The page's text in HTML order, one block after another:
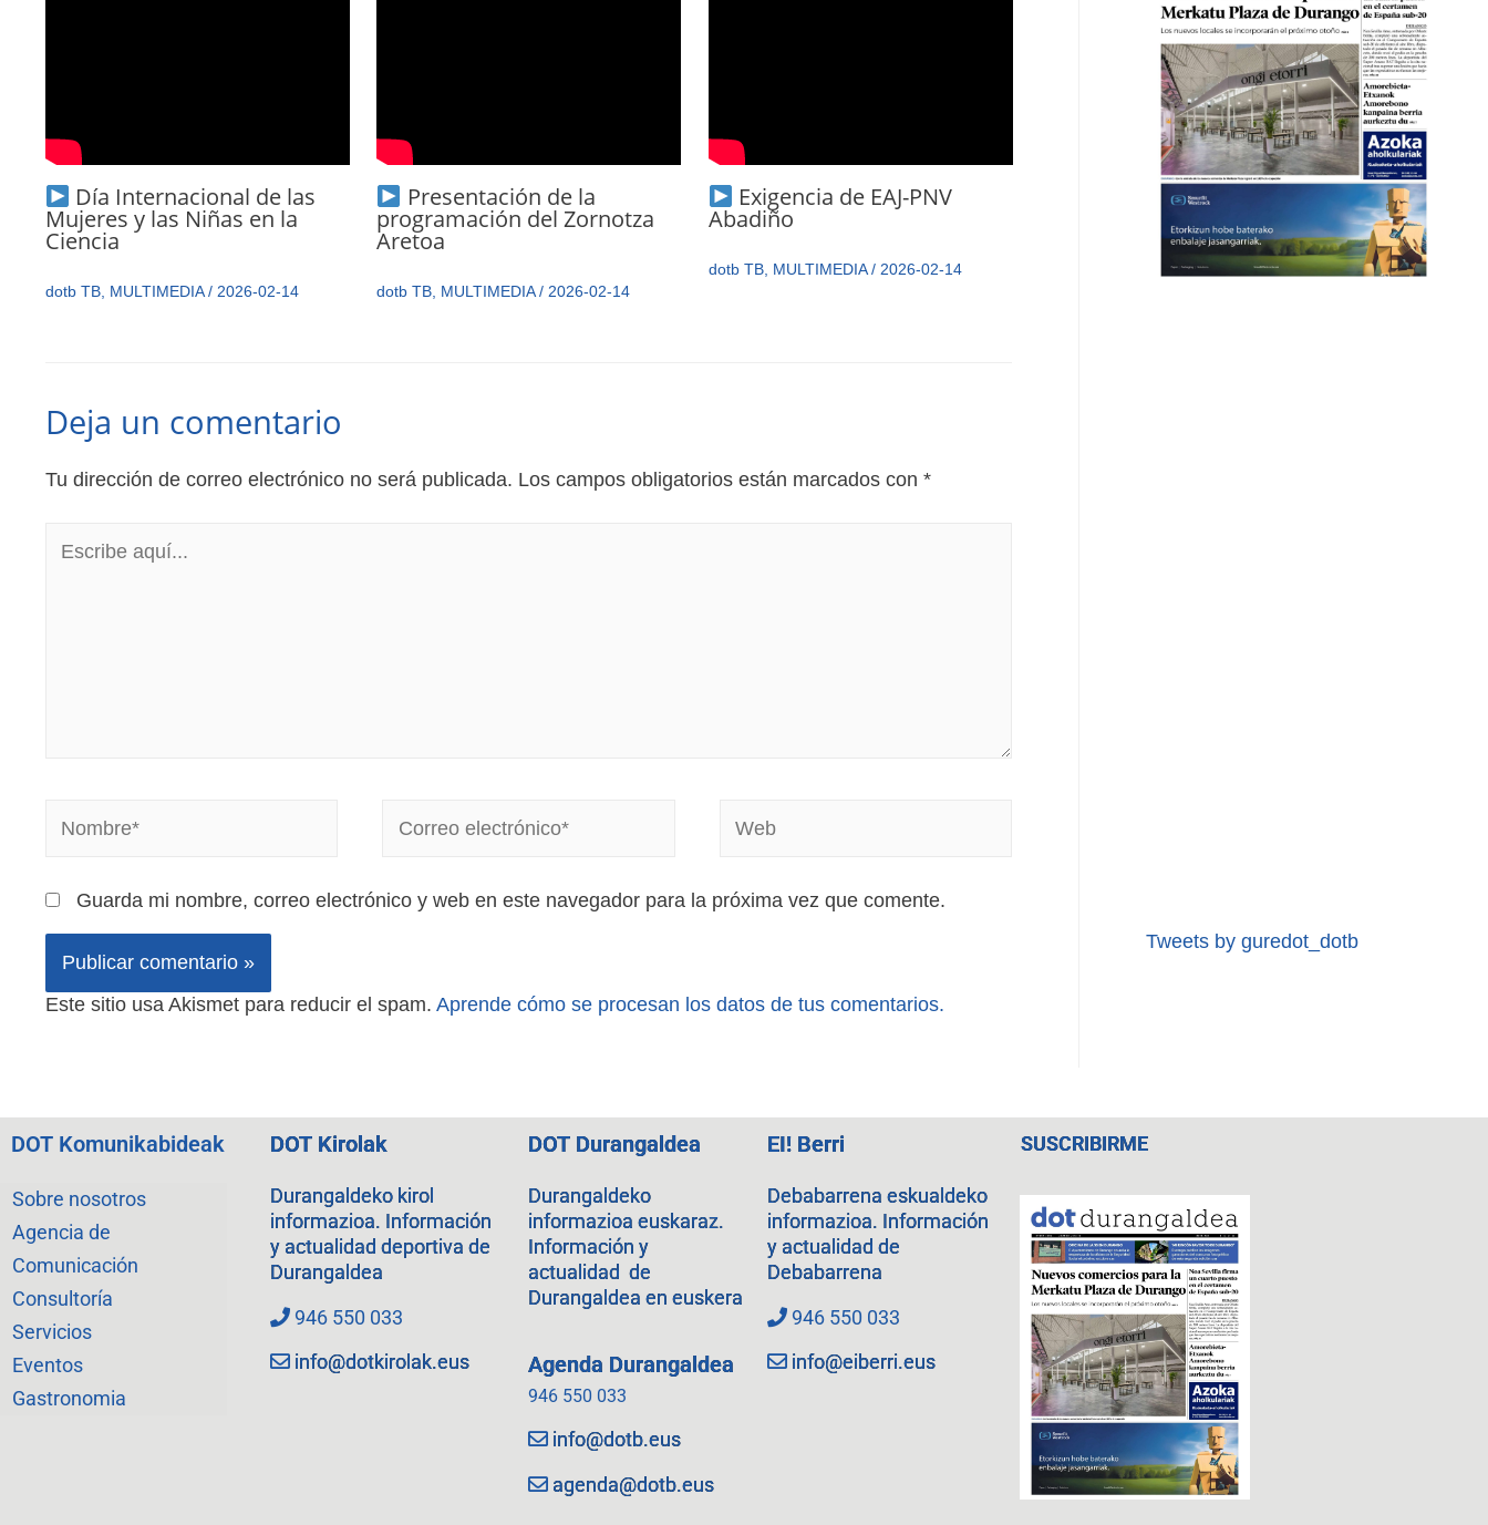
Día Internacional de las
Mujeres y las Niñas en la
Ciencia
dotb TB, MULTIMEDIA/ 2026-02-14
Presentación de la
programación del Zornotza
Aretoa
dotb TB, MULTIMEDIA/2026-02-14
Exigencia de EAJ-PNV
Abadiño
dotb TB, MULTIMEDIA/ 2026-02-14
Deja un comentario
Tu dirección de correo electrónico no será publicada. Los campos obligatorios están marcados con *
Guarda mi nombre, correo electrónico y web en este navegador para la próxima vez que comente.
Este sitio usa Akismet para reducir el spam. Aprende cómo se procesan los datos de tus comentarios.
Tweets by guredot_dotb
DOT Komunikabideak
Sobre nosotros
Agencia de
Comunicación
Consultoría
Servicios
Eventos
Gastronomia
DOT Kirolak
Durangaldeko kirol
informazioa. Información
y actualidad deportiva de
Durangaldea
946 550 033
info@dotkirolak.eus
DOT Durangaldea
Durangaldeko
informazioa euskaraz.
Información y
actualidad de
Durangaldea en euskera
Agenda Durangaldea
946 550 033
info@dotb.eus
agenda@dotb.eus
EI! Berri
Debabarrena eskualdeko
informazioa. Información
y actualidad de
Debabarrena
946 550 033
info@eiberri.eus
SUSCRIBIRME